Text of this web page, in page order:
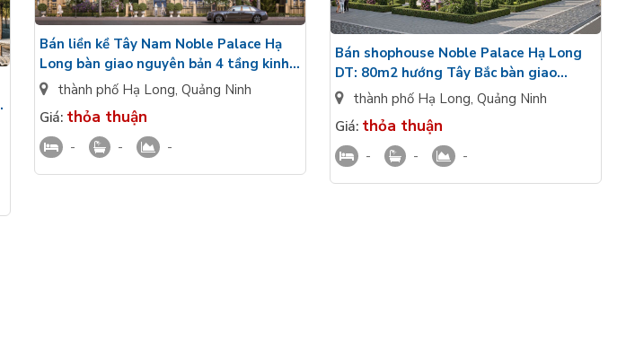
Bán liền kề Tây Nam Noble Palace Hạ
Long bàn giao nguyên bản 4 tầng kinh
doanh thuận lợi
thành phố Hạ Long, Quảng Ninh
Giá: thỏa thuận
- - -
Bán shophouse Noble Palace Hạ Long
DT: 80m2 hướng Tây Bắc bàn giao
nguyên bản 4 tầng
thành phố Hạ Long, Quảng Ninh
Giá: thỏa thuận
- - -